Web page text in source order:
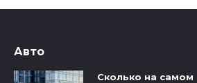
Авто
Сколько на самом